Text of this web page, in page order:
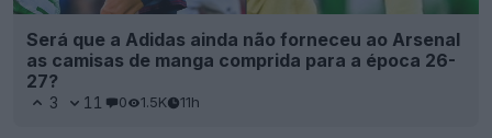
Será que a Adidas ainda não forneceu ao Arsenal
as camisas de manga comprida para a época 26-
27?
3 11 0 1.5K 11h